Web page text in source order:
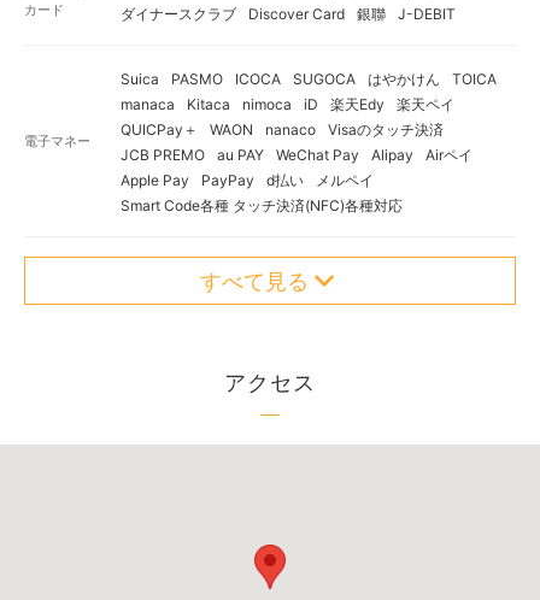
カード
ダイナースクラブ
Discover Card 銀聯 J-DEBIT
電子マネー
Suica PASMO ICOCA SUGOCA はやかけん
TOICA
manaca
Kitaca nimoca iD 楽天Edy
楽天ペイ
QUICPay＋
WAON nanaco
Visaのタッチ決済
JCB PREMO
au PAY WeChat Pay Alipay
Airペイ
Apple Pay
PayPay d払い
メルペイ
Smart Code各種 タッチ決済(NFC)各種対応
すべて見る
アクセス